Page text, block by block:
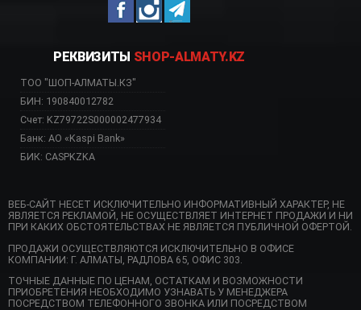
РЕКВИЗИТЫ SHOP-ALMATY.KZ
ТОО "ШОП-АЛМАТЫ.КЗ"
БИН: 190840012782
Счет: KZ79722S000002477934
Банк: АО «Kaspi Bank»
БИК: CASPKZKA
ВЕБ-САЙТ НЕСЕТ ИСКЛЮЧИТЕЛЬНО ИНФОРМАТИВНЫЙ ХАРАКТЕР, НЕ
ЯВЛЯЕТСЯ РЕКЛАМОЙ, НЕ ОСУЩЕСТВЛЯЕТ ИНТЕРНЕТ ПРОДАЖИ И НИ
ПРИ КАКИХ ОБСТОЯТЕЛЬСТВАХ НЕ ЯВЛЯЕТСЯ ПУБЛИЧНОЙ ОФЕРТОЙ.
ПРОДАЖИ ОСУЩЕСТВЛЯЮТСЯ ИСКЛЮЧИТЕЛЬНО В ОФИСЕ
КОМПАНИИ: Г. АЛМАТЫ, РАДЛОВА 65, ОФИС 303.
ТОЧНЫЕ ДАННЫЕ ПО ЦЕНАМ, ОСТАТКАМ И ВОЗМОЖНОСТИ
ПРИОБРЕТЕНИЯ НЕОБХОДИМО УЗНАВАТЬ У МЕНЕДЖЕРА
ПОСРЕДСТВОМ ТЕЛЕФОННОГО ЗВОНКА ИЛИ ПОСРЕДСТВОМ